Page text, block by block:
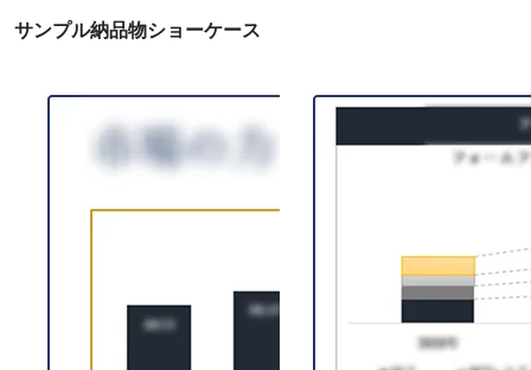
サンプル納品物ショーケース